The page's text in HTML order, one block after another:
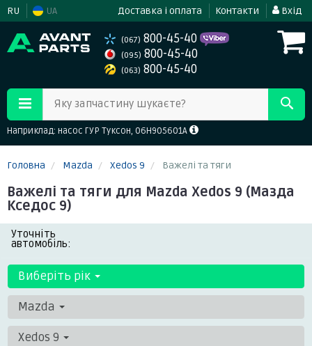
RU UA Доставка і оплата Контакти Вхід
(067) 800-45-40
(095) 800-45-40
(063) 800-45-40
Яку запчастину шукаєте?
Наприклад: насос ГУР Туксон, 06H905601A
Головна Mazda Xedos 9 Важелі та тяги
Важелі та тяги для Mazda Xedos 9 (Мазда
Кседос 9)
Уточніть
автомобіль:
Виберіть рік
Mazda
Xedos 9